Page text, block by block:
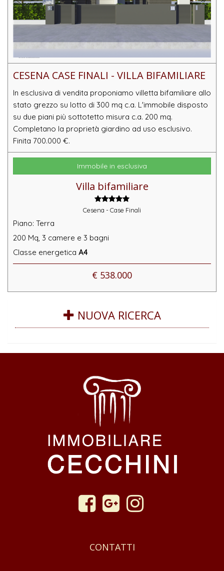
CESENA CASE FINALI - VILLA BIFAMILIARE
In esclusiva di vendita proponiamo villetta bifamiliare allo
stato grezzo su lotto di 300 mq c.a. L'immobile disposto
su due piani più sottotetto misura c.a. 200 mq.
Completano la proprietà giardino ad uso esclusivo.
Finita 700.000 €.
Immobile in esclusiva
Villa bifamiliare
Cesena - Case Finali
Piano: Terra
200 Mq, 3 camere e 3 bagni
Classe energetica A4
€ 538.000
NUOVA RICERCA
CONTATTI